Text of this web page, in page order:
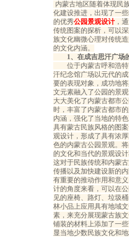
内蒙古地区随着体现民
化建设推进，出现了一
的优秀公园景观设计 ，
传统图案的探析，可以
族文化幽微心理对传统
的文化内涵。
1、在成吉思汗广场
位于内蒙古呼和浩特
汗纪念馆广场以元代的
要的表现对象，成功地
文元素融入了公园的景
大大美化了内蒙古都市
时，丰富了内蒙古都市
内涵，强化了当地的特
具有蒙古民族风格的图
观设计，形成了具有浓
色的内蒙古公园景观。
的文化和当代的景观设计
这对于民族传统和内蒙
传播以及加快建设新的
有重要的推动作用和意
计的角度来看，可以在
见的座椅、路灯、垃圾
林小品上应用具有地域
素，来充分展现蒙古族
铺装的材料上添加了一
显当地少数民族文化和